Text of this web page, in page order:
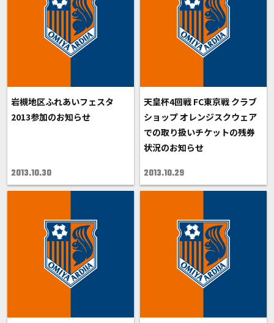
岩槻地区ふれあいフェスタ
2013参加のお知らせ
2013.10.30
天皇杯4回戦 FC東京戦 クラブ
ショップ オレンジスクウェア
での取り扱いチケットの残券
状況のお知らせ
2013.10.29